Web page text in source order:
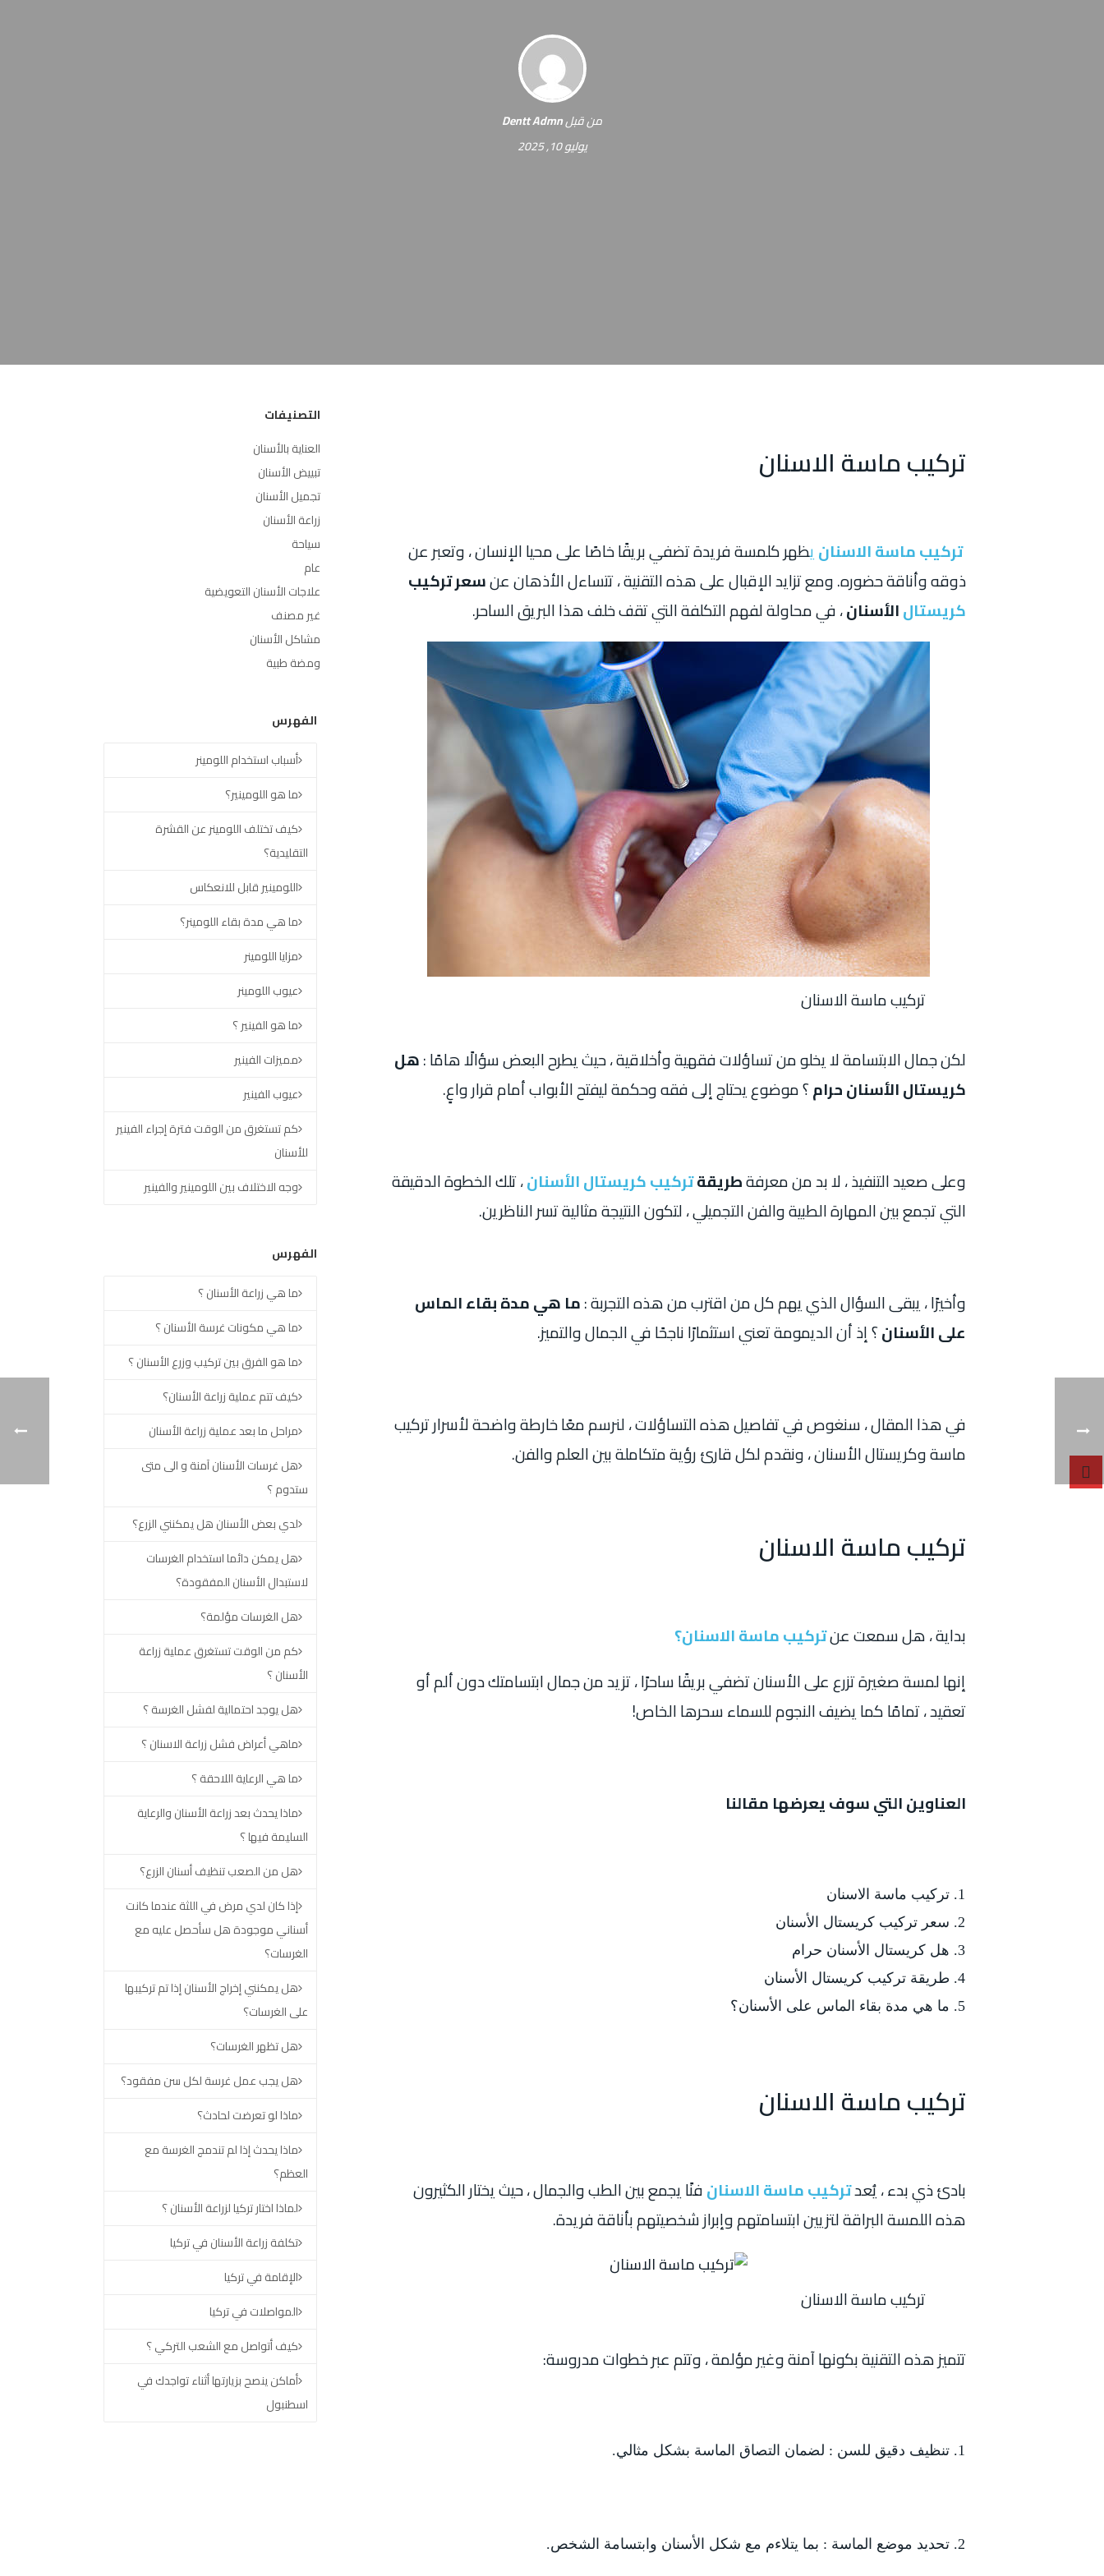
من قبلDentt Admn
يوليو 10, 2025
تركيب ماسة الاسنان
تركيب ماسة الاسنانيظهر كلمسة فريدة تضفي بريقًا خاصًا على محيا الإنسان ، وتعبر عن
ذوقه وأناقة حضوره. ومع تزايد الإقبال على هذه التقنية ، تتساءل الأذهان عنسعر تركيب
كريستالالأسنان، في محاولة لفهم التكلفة التي تقف خلف هذا البريق الساحر.
تركيب ماسة الاسنان
لكن جمال الابتسامة لا يخلو من تساؤلات فقهية وأخلاقية ، حيث يطرح البعض سؤالًا هامًا :هل
كريستال الأسنان حرام؟ موضوع يحتاج إلى فقه وحكمة ليفتح الأبواب أمام قرار واعٍ.
وعلى صعيد التنفيذ ، لا بد من معرفةطريقةتركيب كريستال الأسنان، تلك الخطوة الدقيقة
التي تجمع بين المهارة الطبية والفن التجميلي ، لتكون النتيجة مثالية تسر الناظرين.
وأخيرًا ، يبقى السؤال الذي يهم كل من اقترب من هذه التجربة :ما هي مدة بقاء الماس
على الأسنان؟ إذ أن الديمومة تعني استثمارًا ناجحًا في الجمال والتميز.
في هذا المقال ، سنغوص في تفاصيل هذه التساؤلات ، لنرسم معًا خارطة واضحة لأسرار تركيب
ماسة وكريستال الأسنان ، ونقدم لكل قارئ رؤية متكاملة بين العلم والفن.
تركيب ماسة الاسنان
بداية ، هل سمعت عنتركيب ماسة الاسنان؟
إنها لمسة صغيرة تزرع على الأسنان تضفي بريقًا ساحرًا ، تزيد من جمال ابتسامتك دون ألم أو
تعقيد ، تمامًا كما يضيف النجوم للسماء سحرها الخاص!
العناوين التي سوف يعرضها مقالنا
تركيب ماسة الاسنان
سعر تركيب كريستال الأسنان
هل كريستال الأسنان حرام
طريقة تركيب كريستال الأسنان
ما هي مدة بقاء الماس على الأسنان؟
تركيب ماسة الاسنان
بادئ ذي بدء ، يُعدتركيب ماسة الاسنانفنًا يجمع بين الطب والجمال ، حيث يختار الكثيرون
هذه اللمسة البراقة لتزيين ابتسامتهم وإبراز شخصيتهم بأناقة فريدة.
تركيب ماسة الاسنان
تتميز هذه التقنية بكونها آمنة وغير مؤلمة ، وتتم عبر خطوات مدروسة:
تنظيف دقيق للسن : لضمان التصاق الماسة بشكل مثالي.
تحديد موضع الماسة : بما يتلاءم مع شكل الأسنان وابتسامة الشخص.
التصنيفات
العناية بالأسنان
تبييض الأسنان
تجميل الأسنان
زراعة الأسنان
سياحة
عام
علاجات الأسنان التعويضية
غير مصنف
مشاكل الأسنان
ومضة طبية
الفهرس
أسباب استخدام اللومينر
ما هو اللومينير؟
كيف تختلف اللومينر عن القشرة
التقليدية؟
اللومينير قابل للانعكاس
ما هي مدة بقاء اللومينر؟
مزايا اللومينر
عيوب اللومينر
ما هو الفينير ؟
مميزات الفينير
عيوب الفينير
كم تستغرق من الوقت فترة إجراء الفينير
للأسنان
وجه الاختلاف بين اللومينير والفينير
الفهرس
ما هي زراعة الأسنان ؟
ما هي مكونات غرسة الأسنان ؟
ما هو الفرق بين تركيب وزرع الأسنان ؟
كيف تتم عملية زراعة الأسنان؟
مراحل ما بعد عملية زراعة الأسنان
هل غرسات الأسنان آمنة و الى متى
ستدوم ؟
لدي بعض الأسنان هل يمكنني الزرع؟
هل يمكن دائما استخدام الغرسات
لاستبدال الأسنان المفقودة؟
هل الغرسات مؤلمة؟
كم من الوقت تستغرق عملية زراعة
الأسنان ؟
هل يوجد احتمالية لفشل الغرسة ؟
ماهي أعراض فشل زراعة الاسنان ؟
ما هي الرعاية اللاحقة ؟
ماذا يحدث بعد زراعة الأسنان والرعاية
السليمة فيها ؟
هل من الصعب تنظيف أسنان الزرع؟
إذا كان لدي مرض في اللثة عندما كانت
أسناني موجودة هل سأحصل عليه مع
الغرسات؟
هل يمكنني إخراج الأسنان إذا تم تركيبها
على الغرسات؟
هل تظهر الغرسات؟
هل يجب عمل غرسة لكل سن مفقود؟
ماذا لو تعرضت لحادث؟
ماذا يحدث إذا لم تندمج الغرسة مع
العظم؟
لماذا اختار تركيا لزراعة الأسنان ؟
تكلفة زراعة الأسنان في تركيا
الإقامة في تركيا
المواصلات في تركيا
كيف أتواصل مع الشعب التركي ؟
أماكن ينصح بزيارتها أثناء تواجدك في
اسطنبول